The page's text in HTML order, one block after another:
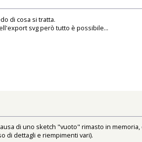
di cosa si tratta.
svg però tutto è possibile...
di uno sketch "vuoto" rimasto in
di dettagli e riempimenti vari).